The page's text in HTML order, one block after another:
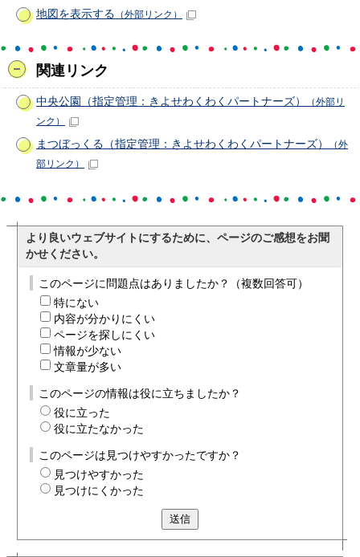
地図を表示する （外部リンク）
関連リンク
中央公園（指定管理：きよせわくわくパートナーズ）
（外部リ
ンク）
まつぼっくる（指定管理：きよせわくわくパートナーズ）
（外
部リンク）
より良いウェブサイトにするために、ページのご感想をお聞
かせください。
このページに問題点はありましたか？（複数回答可）
特にない
内容が分かりにくい
ページを探しにくい
情報が少ない
文章量が多い
このページの情報は役に立ちましたか？
役に立った
役に立たなかった
このページは見つけやすかったですか？
見つけやすかった
見つけにくかった
送信